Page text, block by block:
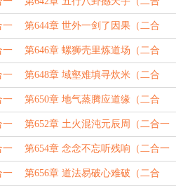
一）
一 第644章 世外一剑了因果（二合
一）
一 第646章 螺狮壳里炼道场（二合
一）
一 第648章 域壑难填寻炊米（二合
一）
一 第650章 地气蒸腾应道缘（二合
一）
一 第652章 土火混沌元辰周（二合一
求月票！）
一 第654章 念念不忘听残响（二合一
求月票！）
一 第656章 道法易破心难破（二合